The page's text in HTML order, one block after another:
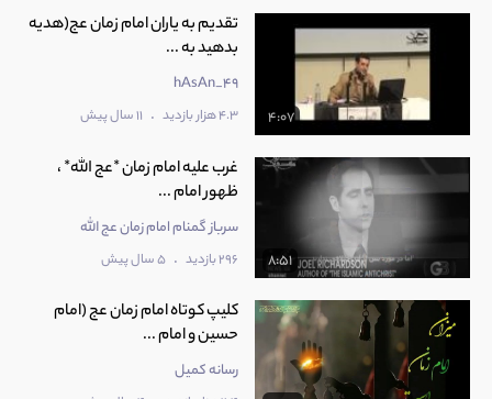
4:07
تقدیم به یاران امام زمان عج(هدیه
بدهید به ...
hAsAn_49
4.3 هزار بازدید . 11 سال پیش
8:51
غرب علیه امام زمان *عج الله* ،
ظهور امام ...
سرباز گمنام امام زمان عج الله
296 بازدید . 5 سال پیش
کلیپ کوتاه امام زمان عج (امام
حسین و امام ...
رسانه کمیل